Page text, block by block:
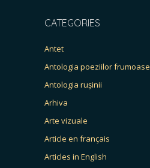
CATEGORIES
Antet
Antologia poeziilor frumoase
Antologia rușinii
Arhiva
Arte vizuale
Article en français
Articles in English